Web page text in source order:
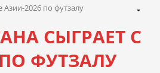
2026 по футзалу
СЫГРАЕТ С
ФУТЗАЛУ